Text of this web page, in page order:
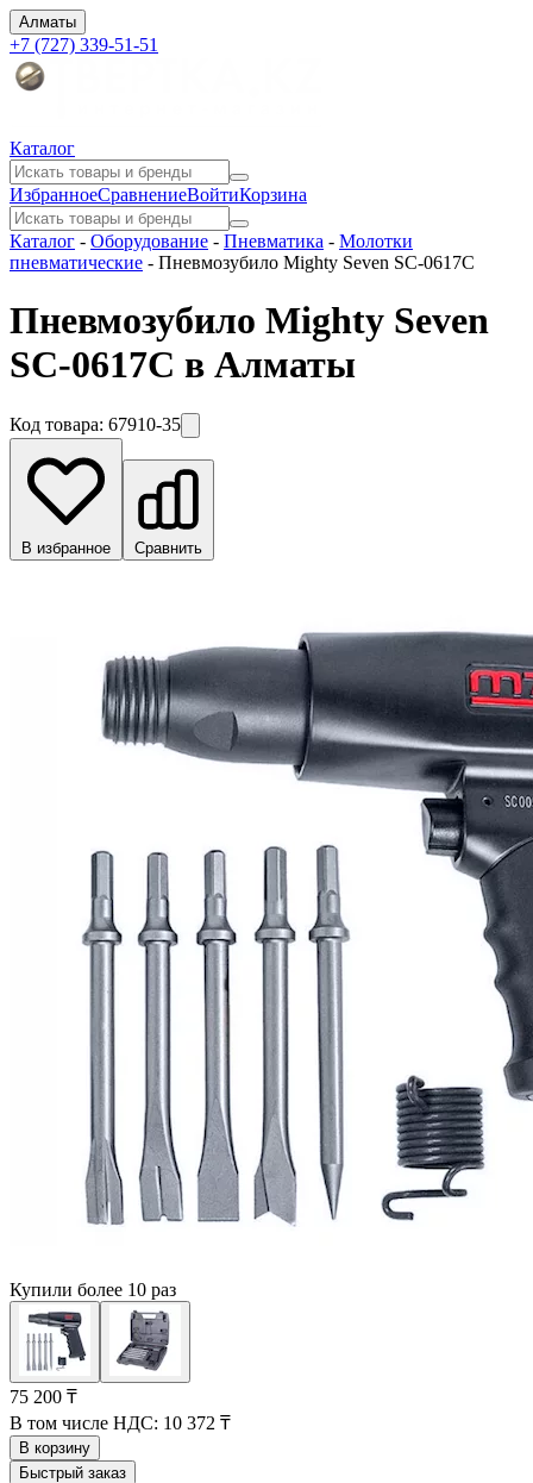
Алматы
+7 (727) 339-51-51
Каталог
ИзбранноеСравнениеВойтиКорзина
Каталог - Оборудование - Пневматика - Молотки
пневматические - Пневмозубило Mighty Seven SC-0617C
Пневмозубило Mighty Seven
SC-0617C в Алматы
Код товара: 67910-35
В избранное Сравнить
Купили более 10 раз
75 200 ₸
В том числе НДС: 10 372 ₸
В корзину
Быстрый заказ